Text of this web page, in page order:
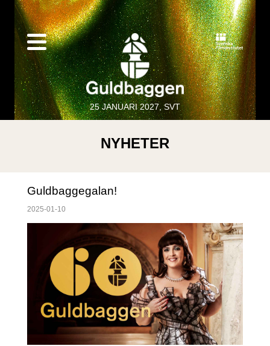
25 JANUARI 2027, SVT
NYHETER
Guldbaggegalan!
2025-01-10